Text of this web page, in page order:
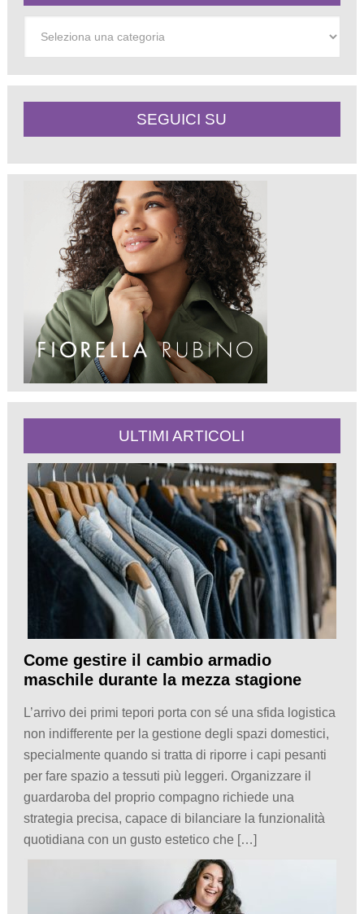
SEGUICI SU
ULTIMI ARTICOLI
Come gestire il cambio armadio
maschile durante la mezza stagione
L’arrivo dei primi tepori porta con sé una sfida logistica
non indifferente per la gestione degli spazi domestici,
specialmente quando si tratta di riporre i capi pesanti
per fare spazio a tessuti più leggeri. Organizzare il
guardaroba del proprio compagno richiede una
strategia precisa, capace di bilanciare la funzionalità
quotidiana con un gusto estetico che […]